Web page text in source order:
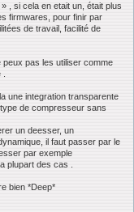
, si cela en etait un, était plus
firmwares, pour finir par
de travail, facilité de
pas les utiliser comme
une integration transparente
de compresseur sans
un deesser, un
il faut passer par le
par exemple
plupart des cas .
bien *Deep*